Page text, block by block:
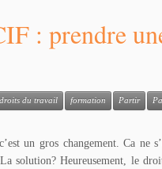
: prendre
droits du travail formation Partir
un gros changement. Ca
solution? Heureusement, le